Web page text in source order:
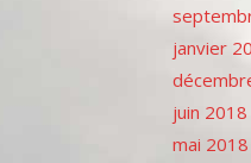
janvier
juin 2018
mai 2018